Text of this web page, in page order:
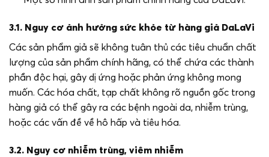
3.1. Nguy cơ ảnh hưởng sức khỏe từ hàng giả DaLaVi
Các sản phẩm giả sẽ không tuân thủ các tiêu chuẩn chất
lượng của sản phẩm chính hãng, có thể chứa các thành
phần độc hại, gây dị ứng hoặc phản ứng không mong
muốn. Các hóa chất, tạp chất không rõ nguồn gốc trong
hàng giả có thể gây ra các bệnh ngoài da, nhiễm trùng,
hoặc các vấn đề về hô hấp và tiêu hóa.
3.2. Nguy cơ nhiễm trùng, viêm nhiễm